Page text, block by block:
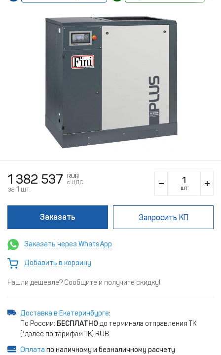
1 382 537
RUB
c НДС
за 1 шт. шт
Заказать Запросить КП
Заказать через WhatsApp
Добавить в корзину
Нашли дешевле? Сообщите и получите скидку!
Доставка в Екатеринбурге:
По России: БЕСПЛАТНО до терминала отправления ТК
(*далее по тарифам ТК) RUB
Оплата по наличному и безналичному расчету